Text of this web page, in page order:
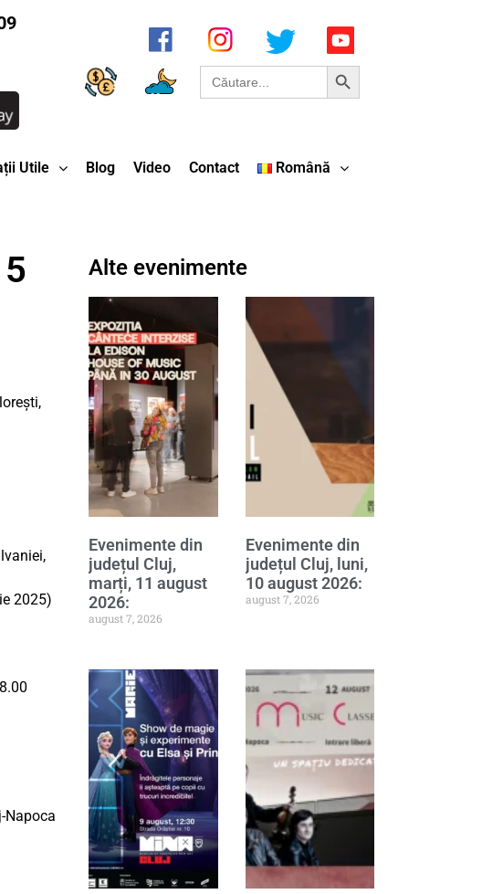
Search
for:
Search Button
Utile Blog Video Contact Română
2025)
Napoca
Alte evenimente
Evenimente din
județul Cluj,
marți, 11 august
2026:
august 7, 2026
Evenimente din
județul Cluj, luni,
10 august 2026:
august 7, 2026